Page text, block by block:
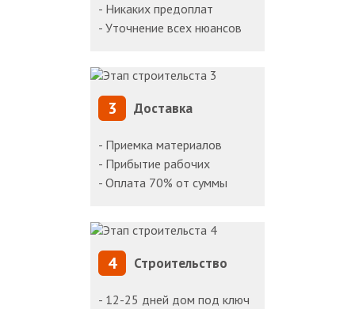
- Никаких предоплат
- Уточнение всех нюансов
3 Доставка
- Приемка материалов
- Прибытие рабочих
- Оплата 70% от суммы
4 Строительство
- 12-25 дней дом под ключ